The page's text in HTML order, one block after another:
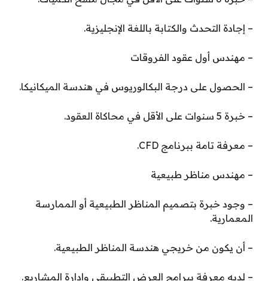
– إجادة التحدث والكتابة باللغة الإنجليزية.
– مهندس أول عقود الفروقات
– الحصول على درجة البكالوريوس في هندسة الميكانيكا.
– خبرة 5 سنوات على الأقل في محاكاة العقود.
– معرفة تامة ببرنامج CFD.
– مهندس مناظر طبيعية
– وجود خبرة بتصميم المناظر الطبيعية أو الممارسة
المعمارية.
– أن يكون من خريجي هندسة المناظر الطبيعية.
– لديه معرفة ببرامج العرض التطبيقي وإدارة المشاريع.